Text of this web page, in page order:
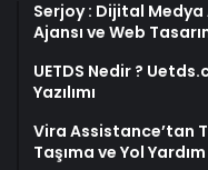
Serjoy : Dijital Medya
Ajansı ve Web
UETDS Nedir ?
Yazılımı
Vira Assistance’tan
Taşıma ve Yol